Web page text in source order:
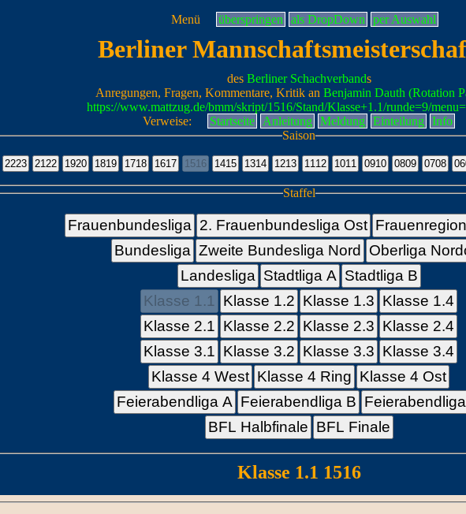
Menü überspringen als DropDown per Auswahl
Berliner
des Berliner Schachverbands
Anregungen, Fragen, Kommentare, Kritik an Benjamin Dauth (Rotation
https://www.mattzug.de/bmm/skript/1516/Stand/Klasse+1.1/runde=9/
Verweise:
Startseite Anleitung Meldung Einteilung
Info
Saison
Staffel
Frauenbundesliga 2. Frauenbundesliga Ost
Bundesliga Zweite Bundesliga Nord
Oberliga
Landesliga Stadtliga A Stadtliga B
Klasse 1.1
Klasse 1.2 Klasse 1.3 Klasse 1.4
Klasse 2.1 Klasse 2.2 Klasse 2.3 Klasse 2.4
Klasse 3.1 Klasse 3.2 Klasse 3.3 Klasse 3.4
Klasse 4 West Klasse 4 Ring Klasse 4 Ost
Feierabendliga A Feierabendliga B
BFL Halbfinale BFL Finale
Klasse 1.1 1516